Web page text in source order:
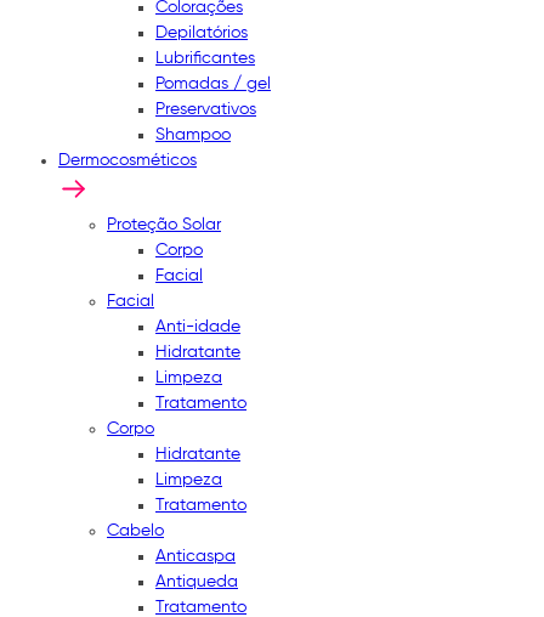
Colorações
Depilatórios
Lubrificantes
Pomadas / gel
Preservativos
Shampoo
Dermocosméticos
Proteção Solar
Corpo
Facial
Facial
Anti-idade
Hidratante
Limpeza
Tratamento
Corpo
Hidratante
Limpeza
Tratamento
Cabelo
Anticaspa
Antiqueda
Tratamento